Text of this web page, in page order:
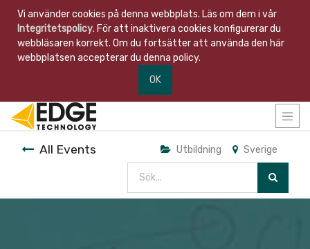
Vi använder cookies på denna webbplats. Läs om dem i vår
Integritetspolicy. För att inaktivera cookies konfigurerar du
webbläsaren korrekt. Om du fortsätter att använda den här
webbplatsen accepterar du denna policy.
OK
All Events Utbildning Sverige